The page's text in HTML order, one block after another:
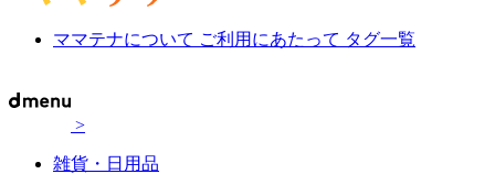
ママテナについて ご利用にあたって タグ一覧
>
雑貨・日用品